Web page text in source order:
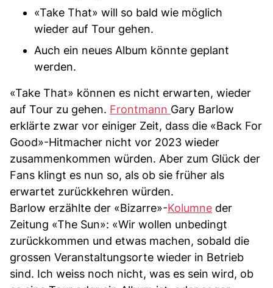
«Take That» will so bald wie möglich
wieder auf Tour gehen.
Auch ein neues Album könnte geplant
werden.
«Take That» können es nicht erwarten, wieder
auf Tour zu gehen. Frontmann Gary Barlow
erklärte zwar vor einiger Zeit, dass die «Back For
Good»-Hitmacher nicht vor 2023 wieder
zusammenkommen würden. Aber zum Glück der
Fans klingt es nun so, als ob sie früher als
erwartet zurückkehren würden.
Barlow erzählte der «Bizarre»-Kolumne der
Zeitung «The Sun»: «Wir wollen unbedingt
zurückkommen und etwas machen, sobald die
grossen Veranstaltungsorte wieder in Betrieb
sind. Ich weiss noch nicht, was es sein wird, ob